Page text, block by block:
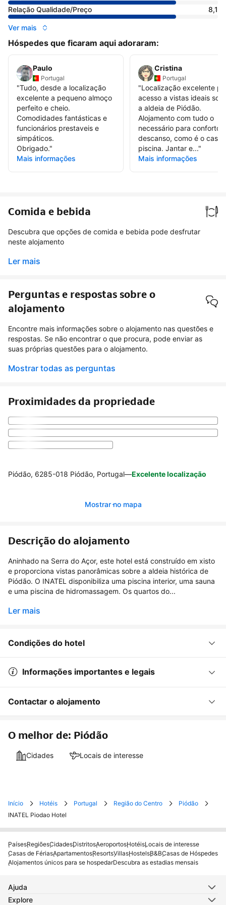
Relação Qualidade/Preço
8,1
Ver mais
Hóspedes que ficaram aqui adoraram:
Paulo
Portugal
"Tudo, desde a localização
excelente a pequeno almoço
perfeito e cheio.
Comodidades fantásticas e
funcionários prestaveis e
simpáticos.
Obrigado."
Mais informações
Cristina
Portugal
"Localização excelente
acesso a vistas ideais
a aldeia de Piódão.
Alojamento com tudo o
necessário para conforto e
descanso, como é o caso
piscina. Jantar e..."
Mais informações
Comida e bebida
Descubra que opções de comida e bebida pode desfrutar
neste alojamento
Ler mais
Perguntas e respostas sobre o
alojamento
Encontre mais informações sobre o alojamento nas questões e
respostas. Se não encontrar o que procura, pode enviar as
suas próprias questões para o alojamento.
Mostrar todas as perguntas
Proximidades da propriedade
Piódão, 6285-018 Piódão, Portugal—Excelente localização
Mostrar no mapa
Descrição do alojamento
Aninhado na Serra do Açor, este hotel está construído em xisto
e proporciona vistas panorâmicas sobre a aldeia histórica de
Piódão. O INATEL disponibiliza uma piscina interior, uma sauna
e uma piscina de hidromassagem. Os quartos do...
Ler mais
Condições do hotel
Informações importantes e legais
Contactar o alojamento
O melhor de: Piódão
Cidades Locais de interesse
Início Hotéis Portugal Região do Centro
Piódão
INATEL Piodao Hotel
PaísesRegiõesCidadesDistritosAeroportosHotéisLocais de interesse
Casas de FériasApartamentosResortsVillasHostelsB&BCasas de Hóspedes
Alojamentos únicos para se hospedarDescubra as estadias mensais
Ajuda
Explore